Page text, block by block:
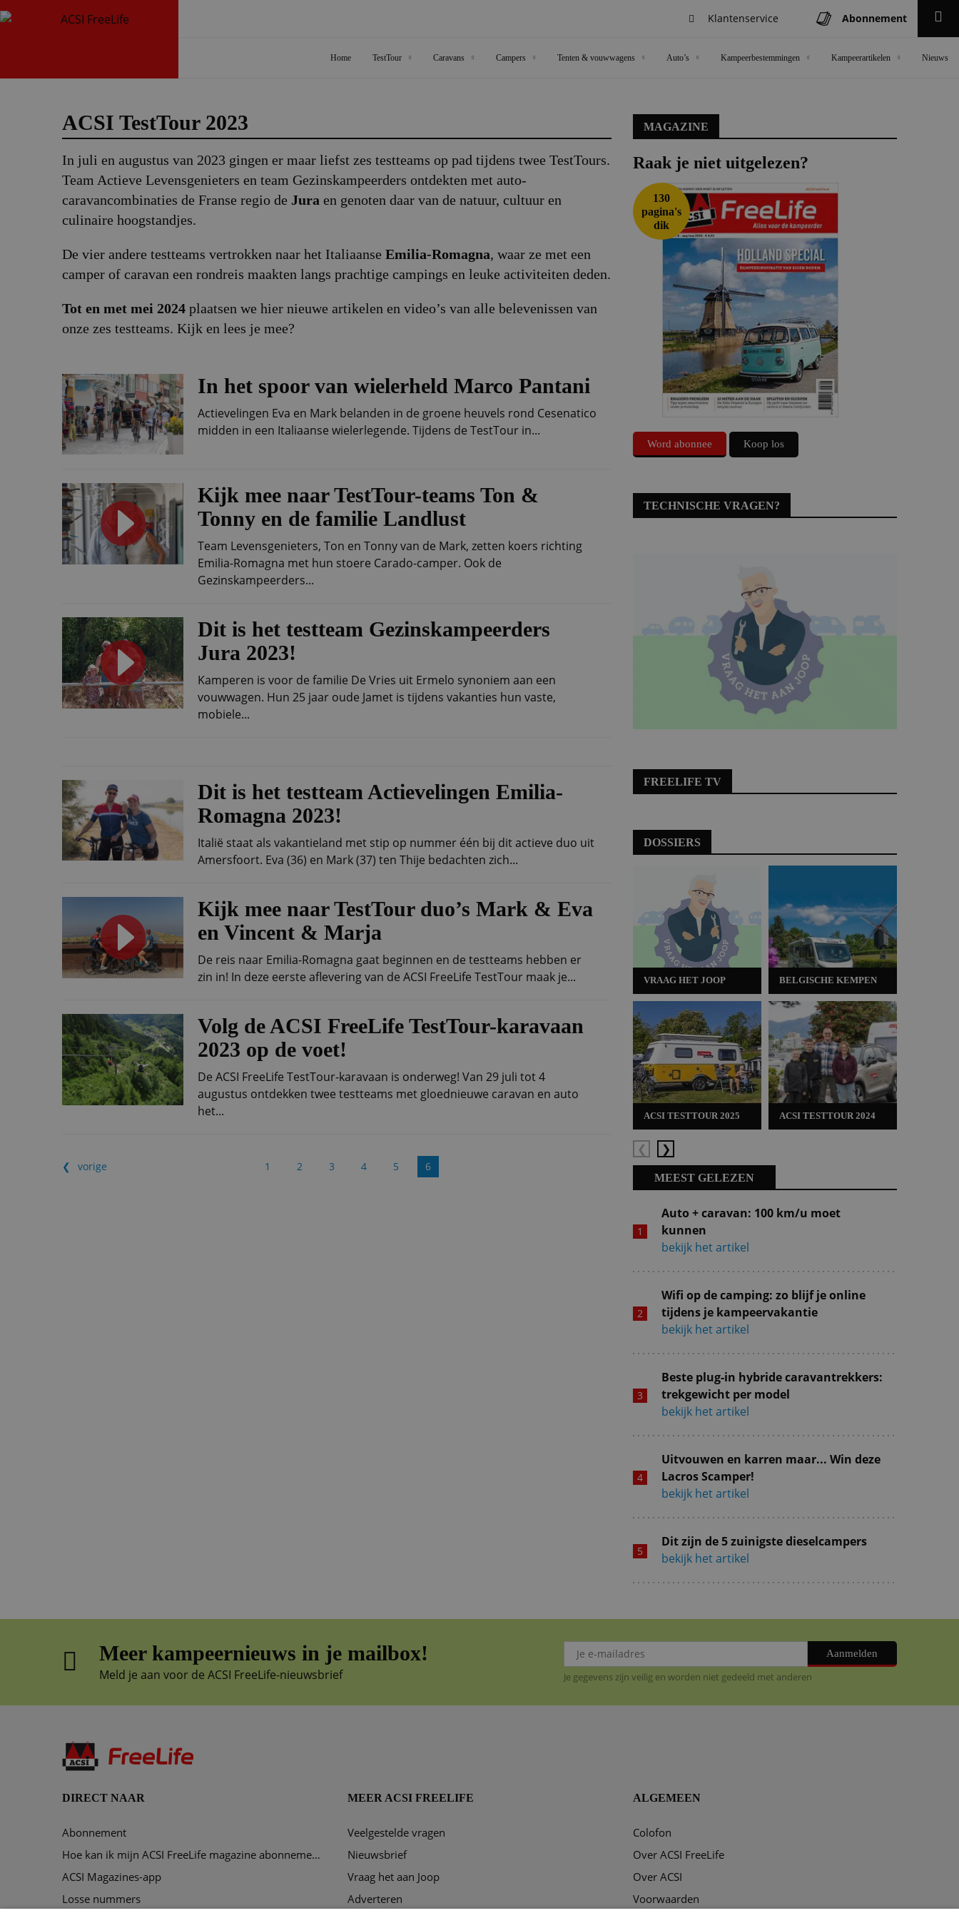
Klantenservice Abonnement
Home TestTour Caravans Campers Tenten & vouwwagens Auto’s Kampeerbestemmingen Kampeerartikelen Nieuws
ACSI TestTour 2023
In juli en augustus van 2023 gingen er maar liefst zes testteams op pad tijdens twee TestTours.
Team Actieve Levensgenieters en team Gezinskampeerders ontdekten met auto-
caravancombinaties de Franse regio de Jura en genoten daar van de natuur, cultuur en
culinaire hoogstandjes.
De vier andere testteams vertrokken naar het Italiaanse Emilia-Romagna, waar ze met een
camper of caravan een rondreis maakten langs prachtige campings en leuke activiteiten deden.
Tot en met mei 2024 plaatsen we hier nieuwe artikelen en video’s van alle belevenissen van
onze zes testteams. Kijk en lees je mee?
In het spoor van wielerheld Marco Pantani
Actievelingen Eva en Mark belanden in de groene heuvels rond Cesenatico
midden in een Italiaanse wielerlegende. Tijdens de TestTour in...
Kijk mee naar TestTour-teams Ton &
Tonny en de familie Landlust
Team Levensgenieters, Ton en Tonny van de Mark, zetten koers richting
Emilia-Romagna met hun stoere Carado-camper. Ook de
Gezinskampeerders...
Dit is het testteam Gezinskampeerders
Jura 2023!
Kamperen is voor de familie De Vries uit Ermelo synoniem aan een
vouwwagen. Hun 25 jaar oude Jamet is tijdens vakanties hun vaste,
mobiele...
Dit is het testteam Actievelingen Emilia-
Romagna 2023!
Italië staat als vakantieland met stip op nummer één bij dit actieve duo uit
Amersfoort. Eva (36) en Mark (37) ten Thije bedachten zich...
Kijk mee naar TestTour duo’s Mark & Eva
en Vincent & Marja
De reis naar Emilia-Romagna gaat beginnen en de testteams hebben er
zin in! In deze eerste aflevering van de ACSI FreeLife TestTour maak je...
Volg de ACSI FreeLife TestTour-karavaan
2023 op de voet!
De ACSI FreeLife TestTour-karavaan is onderweg! Van 29 juli tot 4
augustus ontdekken twee testteams met gloednieuwe caravan en auto
het...
vorige 1 2 3 4 5 6
MAGAZINE
Raak je niet uitgelezen?
130
pagina's
dik
Word abonnee Koop los
TECHNISCHE VRAGEN?
FREELIFE TV
DOSSIERS
VRAAG HET JOOP
ACSI TESTTOUR 2025
BELGISCHE KEMPEN
ACSI TESTTOUR 2024
VorigeVolgende
MEEST GELEZEN
Auto + caravan: 100 km/u moet
kunnen
bekijk het artikel
Wifi op de camping: zo blijf je online
tijdens je kampeervakantie
bekijk het artikel
Beste plug-in hybride caravantrekkers:
trekgewicht per model
bekijk het artikel
Uitvouwen en karren maar... Win deze
Lacros Scamper!
bekijk het artikel
Dit zijn de 5 zuinigste dieselcampers
bekijk het artikel
Meer kampeernieuws in je mailbox!
Meld je aan voor de ACSI FreeLife-nieuwsbrief
Aanmelden
Je gegevens zijn veilig en worden niet gedeeld met anderen
DIRECT NAAR
Abonnement
Hoe kan ik mijn ACSI FreeLife magazine abonnement opzeggen?
ACSI Magazines-app
Losse nummers
MEER ACSI FREELIFE
Veelgestelde vragen
Nieuwsbrief
Vraag het aan Joop
Adverteren
ALGEMEEN
Colofon
Over ACSI FreeLife
Over ACSI
Voorwaarden